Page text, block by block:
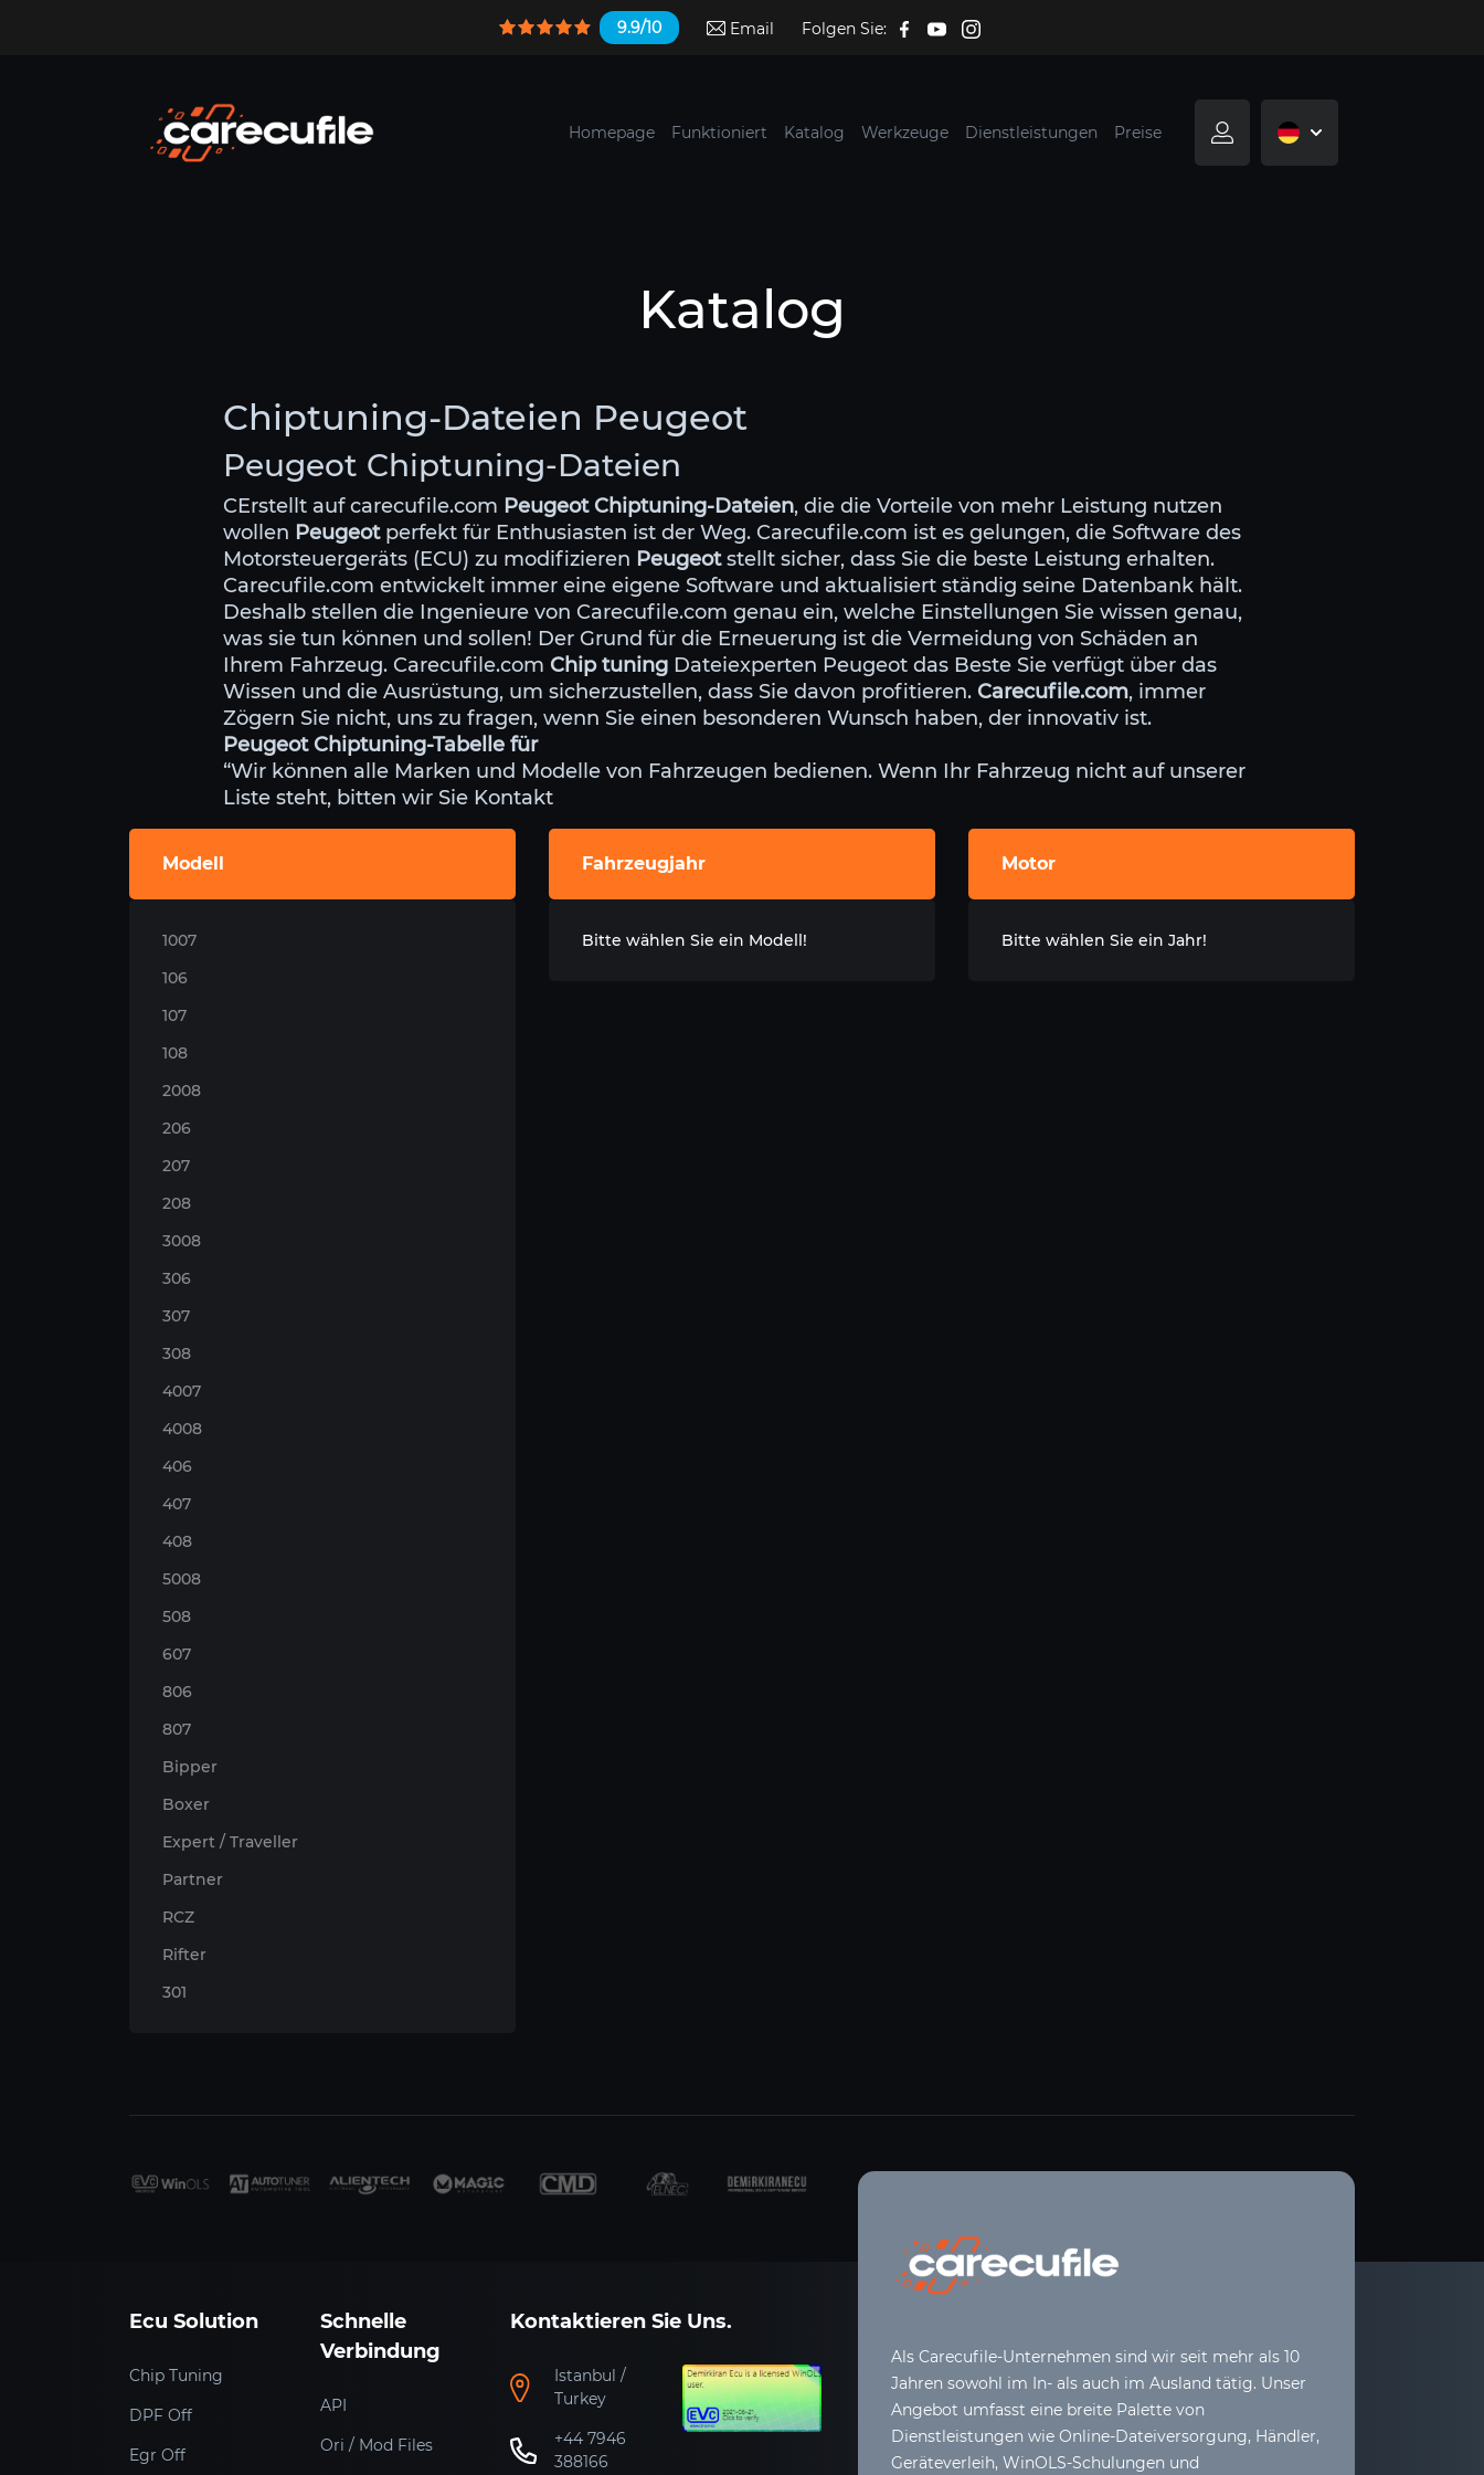
9.9/10 Email Folgen Sie:
Homepage Funktioniert Katalog Werkzeuge Dienstleistungen Preise
Katalog
Chiptuning-Dateien Peugeot
Peugeot Chiptuning-Dateien
CErstellt auf carecufile.com Peugeot Chiptuning-Dateien, die die Vorteile von mehr Leistung nutzen
wollen Peugeotperfekt für Enthusiasten ist der Weg. Carecufile.com ist es gelungen, die Software des
Motorsteuergeräts (ECU) zu modifizieren Peugeotstellt sicher, dass Sie die beste Leistung erhalten.
Carecufile.com entwickelt immer eine eigene Software und aktualisiert ständig seine Datenbank hält.
Deshalb stellen die Ingenieure von Carecufile.com genau ein, welche Einstellungen Sie wissen genau,
was sie tun können und sollen! Der Grund für die Erneuerung ist die Vermeidung von Schäden an
Ihrem Fahrzeug. Carecufile.com Chip tuning Dateiexperten Peugeot das Beste Sie verfügt über das
Wissen und die Ausrüstung, um sicherzustellen, dass Sie davon profitieren. Carecufile.com, immer
Zögern Sie nicht, uns zu fragen, wenn Sie einen besonderen Wunsch haben, der innovativ ist.
Peugeot Chiptuning-Tabelle für
“Wir können alle Marken und Modelle von Fahrzeugen bedienen. Wenn Ihr Fahrzeug nicht auf unserer
Liste steht, bitten wir Sie Kontakt
Modell
1007
106
107
108
2008
206
207
208
3008
306
307
308
4007
4008
406
407
408
5008
508
607
806
807
Bipper
Boxer
Expert / Traveller
Partner
RCZ
Rifter
301
Fahrzeugjahr
Bitte wählen Sie ein Modell!
Motor
Bitte wählen Sie ein Jahr!
Ecu Solution
Chip Tuning
DPF Off
Egr Off
Schnelle
Verbindung
API
Ori / Mod Files
Kontaktieren Sie Uns.
Istanbul /
Turkey
+44 7946
388166
Als Carecufile-Unternehmen sind wir seit mehr als 10
Jahren sowohl im In- als auch im Ausland tätig. Unser
Angebot umfasst eine breite Palette von
Dienstleistungen wie Online-Dateiversorgung, Händler,
Geräteverleih, WinOLS-Schulungen und